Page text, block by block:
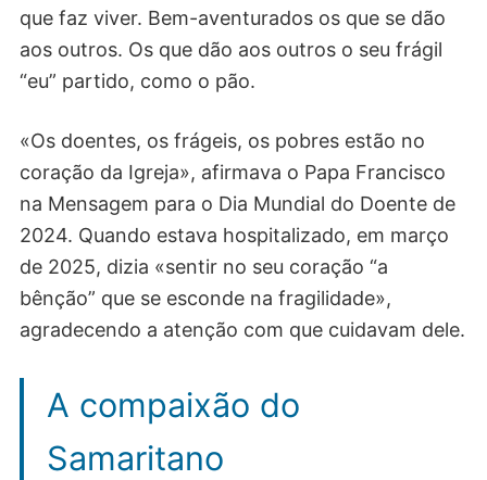
que faz viver. Bem-aventurados os que se dão
aos outros. Os que dão aos outros o seu frágil
“eu” partido, como o pão.
«Os doentes, os frágeis, os pobres estão no
coração da Igreja», afirmava o Papa Francisco
na Mensagem para o Dia Mundial do Doente de
2024. Quando estava hospitalizado, em março
de 2025, dizia «sentir no seu coração “a
bênção” que se esconde na fragilidade»,
agradecendo a atenção com que cuidavam dele.
A compaixão do
Samaritano